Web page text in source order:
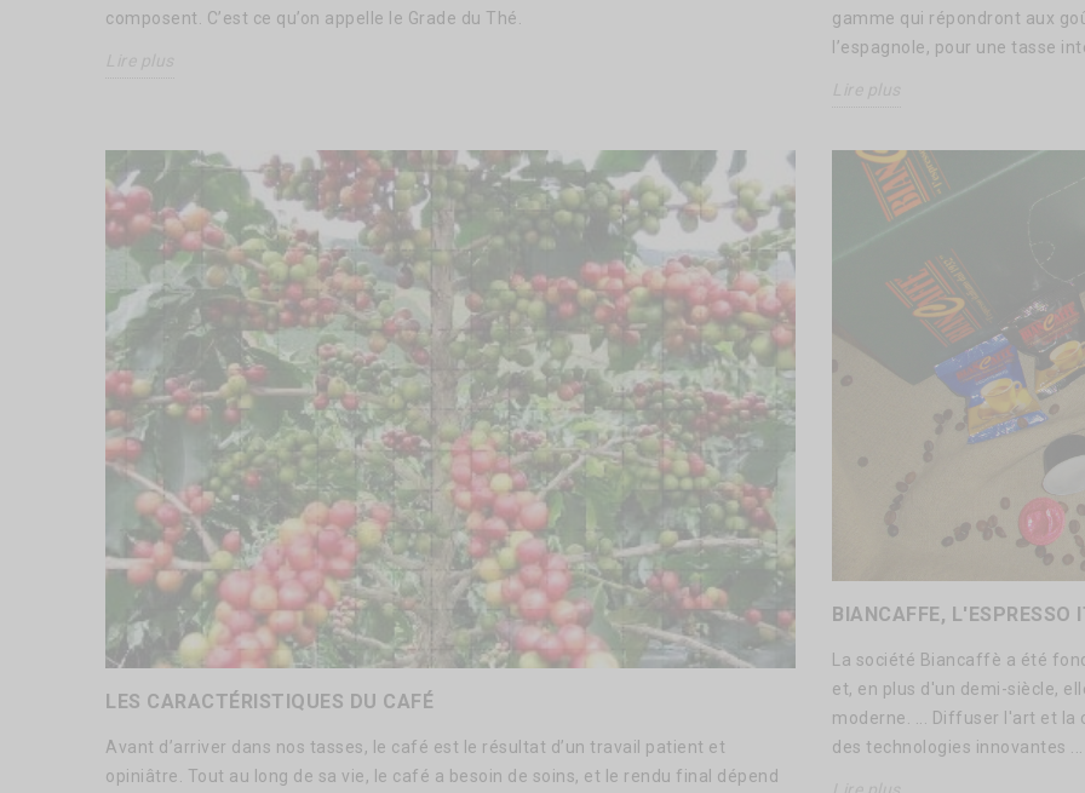
composent. C’est ce qu’on appelle le Grade du Thé.
gamme qui répondront aux
l’espagnole, pour une tasse
LES CARACTÉRISTIQUES DU CAFÉ
Avant d’arriver dans nos tasses, le café est le résultat d’un travail patient et
opiniâtre. Tout au long de sa vie, le café a besoin de soins, et le rendu final dépend
BIANCAFFE, L'ESPRESSO
La société Biancaffè a été
et, en plus d'un demi-siècle,
moderne. ... Diffuser l'art et la
des technologies innovantes ...